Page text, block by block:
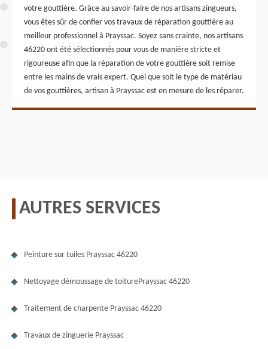
votre gouttière. Grâce au savoir-faire de nos artisans zingueurs,
vous êtes sûr de confier vos travaux de réparation gouttière au
meilleur professionnel à Prayssac. Soyez sans crainte, nos artisans
46220 ont été sélectionnés pour vous de manière stricte et
rigoureuse afin que la réparation de votre gouttière soit remise
entre les mains de vrais expert. Quel que soit le type de matériau
de vos gouttières, artisan à Prayssac est en mesure de les réparer.
AUTRES SERVICES
Peinture sur tuiles Prayssac 46220
Nettoyage démoussage de toiturePrayssac 46220
Traitement de charpente Prayssac 46220
Travaux de zinguerie Prayssac